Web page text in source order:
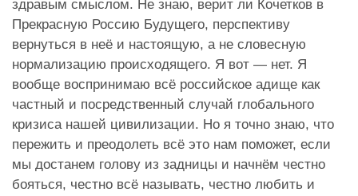
здравым смыслом. Не знаю, верит ли Кочетков в
Прекрасную Россию Будущего, перспективу
вернуться в неё и настоящую, а не словесную
нормализацию происходящего. Я вот — нет. Я
вообще воспринимаю всё российское адище как
частный и посредственный случай глобального
кризиса нашей цивилизации. Но я точно знаю, что
пережить и преодолеть всё это нам поможет, если
мы достанем голову из задницы и начнём честно
бояться, честно всё называть, честно любить и